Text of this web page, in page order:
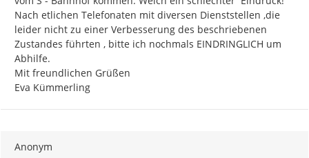
Nach etlichen Telefonaten mit diversen Dienststellen ,die
leider nicht zu einer Verbesserung des beschriebenen
Zustandes führten , bitte ich nochmals EINDRINGLICH um
Abhilfe.
Mit freundlichen Grüßen
Eva Kümmerling
Anonym